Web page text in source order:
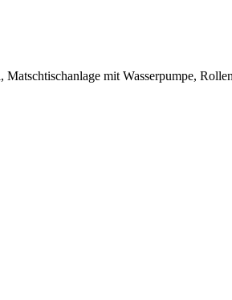
mit Wasserpumpe,